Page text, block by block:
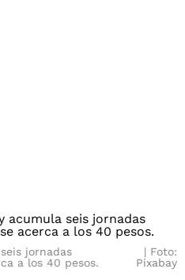
jornadas
a los 40 pesos.
Foto:
Pixabay